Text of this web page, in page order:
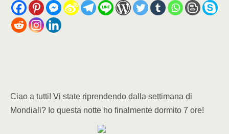
Ciao a tutti! Vi state riprendendo dalla settimana di
Mondiali? Io questa notte ho finalmente dormito 7 ore!